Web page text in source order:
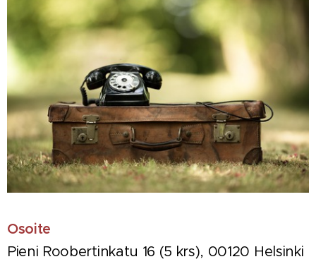
Osoite
Pieni Roobertinkatu 16 (5 krs), 00120 Helsinki